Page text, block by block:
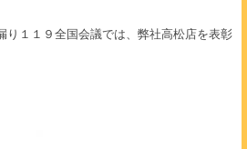
り１１９全国会議では、弊社高松店を表彰